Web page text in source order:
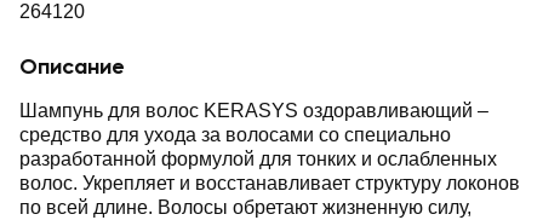
264120
Описание
Шампунь для волос KERASYS оздоравливающий –
средство для ухода за волосами со специально
разработанной формулой для тонких и ослабленных
волос. Укрепляет и восстанавливает структуру локонов
по всей длине. Волосы обретают жизненную силу,